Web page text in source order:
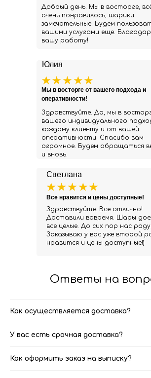
Юлия
Здравствуйте. Да, мы в
вашего индивидуального
каждому клиенту и от вашей
оперативности. Спасибо вам
огромное. Будем обращаться
и вновь.
Мы в восторге от вашего подхода и
оперативности!
Светлана
Здравствуйте. Все отлично!
Доставили вовремя. Шары
все целые. До сих пор нас
Заказываю у вас уже второй
нравится и цены доступные!)
Все нравится и цены доступные!
Добрый день. Мы в восторге,
очень понравилось, шарики
замечательные. Будем
вашими услугами еще.
вашу работу!
Ответы на
Как осуществляется доставка?
У вас есть срочная доставка?
Как оформить заказ на выписку?